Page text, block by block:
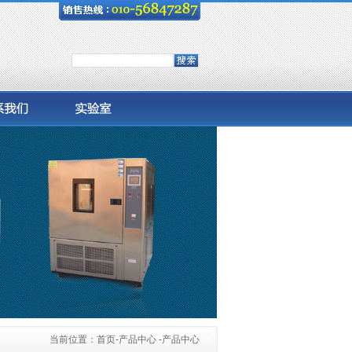
当前位置： 首页-产品中心 -产品中心